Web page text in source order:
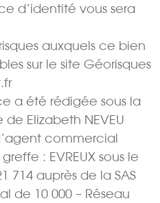
d’identité vous sera
auxquels ce bien
sur le site Géorisques
a été rédigée sous la
Elizabeth NEVEU
commercial
: EVREUX sous le
714 auprès de la SAS
de 10 000 – Réseau